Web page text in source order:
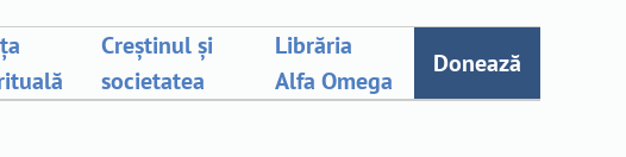
Creștinul și
societatea
Librăria
Alfa Omega
Donează